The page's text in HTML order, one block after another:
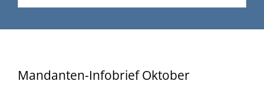
Mandanten-Infobrief Oktober